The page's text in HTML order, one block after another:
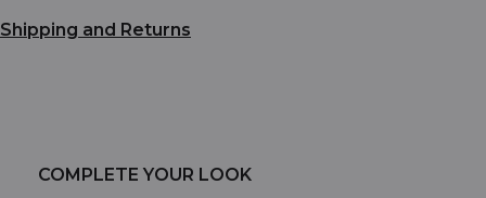
Shipping and Returns
COMPLETE YOUR LOOK